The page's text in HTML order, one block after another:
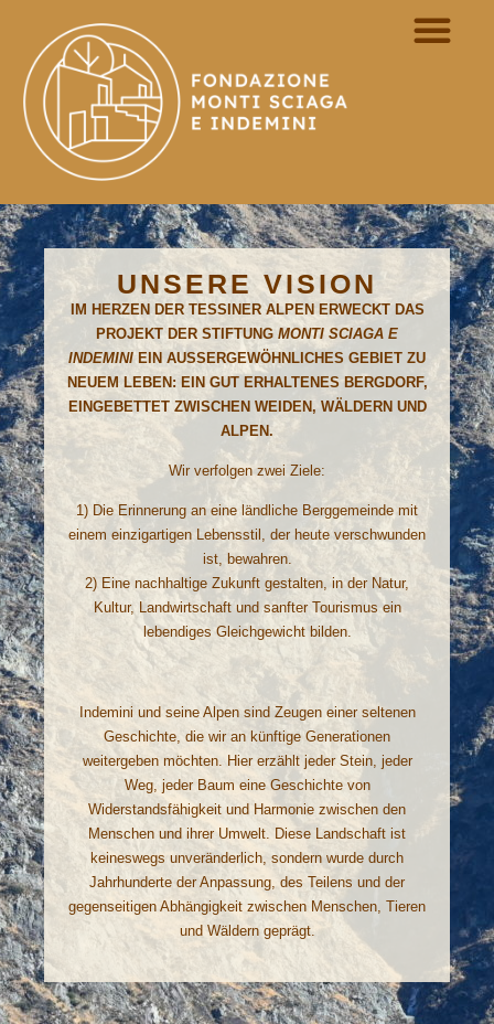
UNSERE VISION
IM HERZEN DER TESSINER ALPEN ERWECKT DAS
PROJEKT DER STIFTUNG MONTI SCIAGA E
INDEMINI EIN AUSSERGEWÖHNLICHES GEBIET ZU
NEUEM LEBEN: EIN GUT ERHALTENES BERGDORF,
EINGEBETTET ZWISCHEN WEIDEN, WÄLDERN UND
ALPEN.
Wir verfolgen zwei Ziele:
1) Die Erinnerung an eine ländliche Berggemeinde mit
einem einzigartigen Lebensstil, der heute verschwunden
ist, bewahren.
2) Eine nachhaltige Zukunft gestalten, in der Natur,
Kultur, Landwirtschaft und sanfter Tourismus ein
lebendiges Gleichgewicht bilden.
Indemini und seine Alpen sind Zeugen einer seltenen
Geschichte, die wir an künftige Generationen
weitergeben möchten. Hier erzählt jeder Stein, jeder
Weg, jeder Baum eine Geschichte von
Widerstandsfähigkeit und Harmonie zwischen den
Menschen und ihrer Umwelt. Diese Landschaft ist
keineswegs unveränderlich, sondern wurde durch
Jahrhunderte der Anpassung, des Teilens und der
gegenseitigen Abhängigkeit zwischen Menschen, Tieren
und Wäldern geprägt.